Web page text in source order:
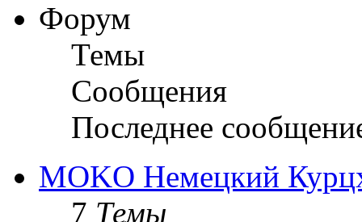
Форум
Темы
Сообщения
Последнее
MOKO Немецкий
7 Темы